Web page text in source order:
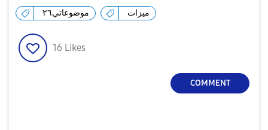
موضوعاتي٢٦ ميزات
16 Likes
COMMENT